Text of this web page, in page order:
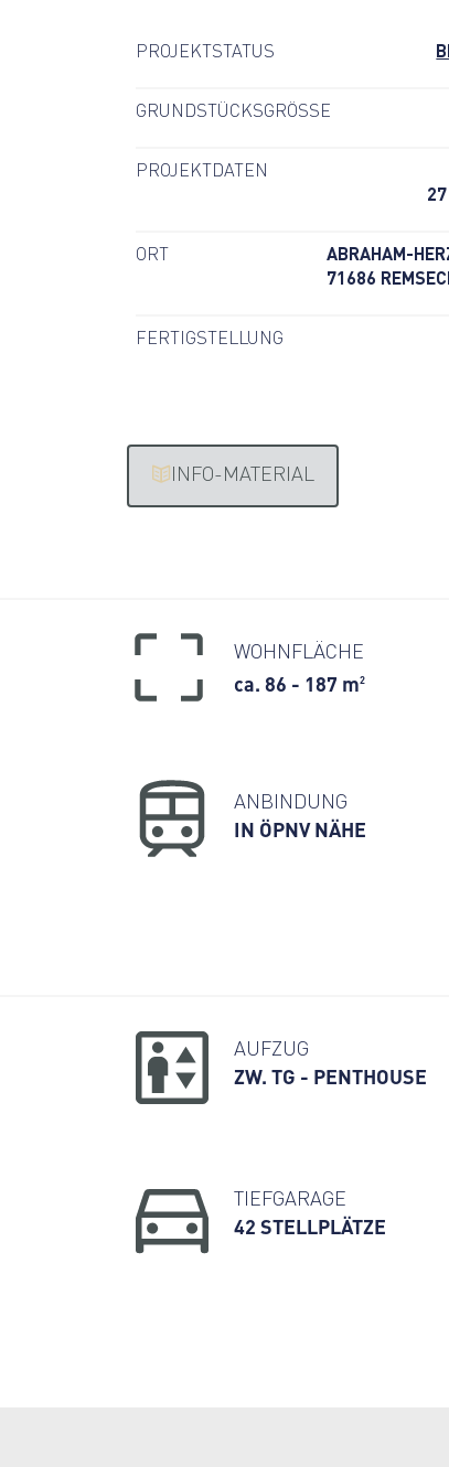
PROJEKTSTATUS
GRUNDSTÜCKSGRÖSSE
PROJEKTDATEN
27
ORT
ABRAHAM-
71686
FERTIGSTELLUNG
INFO-MATERIAL
WOHNFLÄCHE
ca. 86 - 187 m2
ANBINDUNG
IN ÖPNV NÄHE
AUFZUG
ZW. TG - PENTHOUSE
TIEFGARAGE
42 STELLPLÄTZE